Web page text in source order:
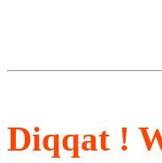
Diqqat !